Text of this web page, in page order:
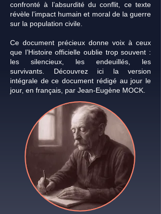
confronté à l’absurdité du conflit, ce texte
révèle l’impact humain et moral de la guerre
sur la population civile.
Ce document précieux donne voix à ceux
que l’Histoire officielle oublie trop souvent :
les silencieux, les endeuillés, les
survivants. Découvrez ici la version
intégrale de ce document rédigé au jour le
jour, en français, par Jean-Eugène MOCK.